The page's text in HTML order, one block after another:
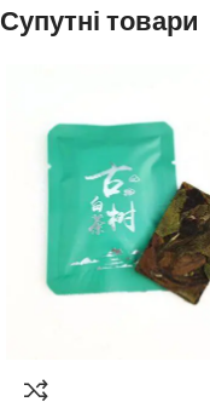
чи терпкості. У ньому
залишає відчуття чистоти.
Корисні властивості
Багатий
містить максимальну
зміцненню імунітету та
Ефект, що охолоджує:
охолодний ефект, що
:
Допомога Травленню
:
Супутні товари